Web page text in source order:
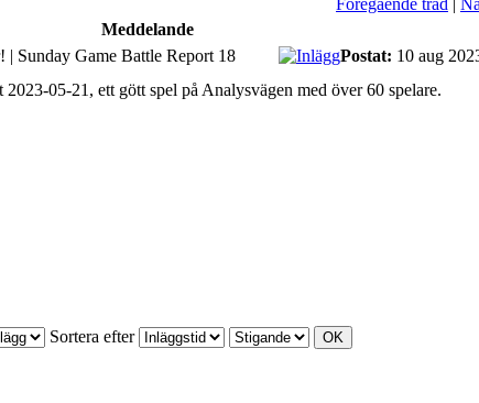
Meddelande
| Sunday Game Battle Report 18 Postat: 10 aug
05-21, ett gött spel på Analysvägen med över 60 spelare.
Sortera efter